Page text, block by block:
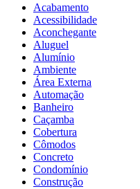
Acabamento
Acessibilidade
Aconchegante
Aluguel
Alumínio
Ambiente
Área Externa
Automação
Banheiro
Caçamba
Cobertura
Cômodos
Concreto
Condomínio
Construção